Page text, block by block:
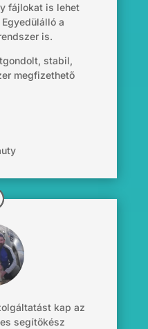
fájlokat is lehet
a
is.
stabil,
megfizethető
kap az
segítőkész